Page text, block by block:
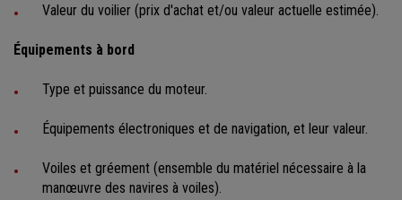
Valeur du voilier (prix d'achat et/ou valeur actuelle estimée).
Équipements à bord
Type et puissance du moteur.
Équipements électroniques et de navigation, et leur valeur.
Voiles et gréement (ensemble du matériel nécessaire à la
manœuvre des navires à voiles).